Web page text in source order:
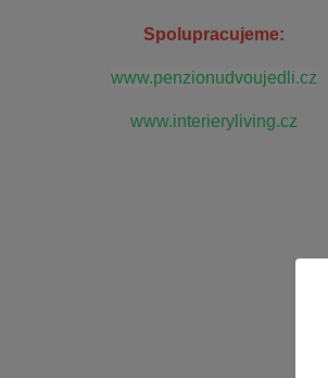
Spolupracujeme:
www.penzionudvoujedli.cz
www.interieryliving.cz